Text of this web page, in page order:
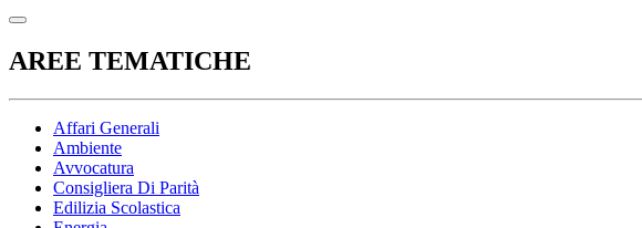
AREE TEMATICHE
Affari Generali
Ambiente
Avvocatura
Consigliera Di Parità
Edilizia Scolastica